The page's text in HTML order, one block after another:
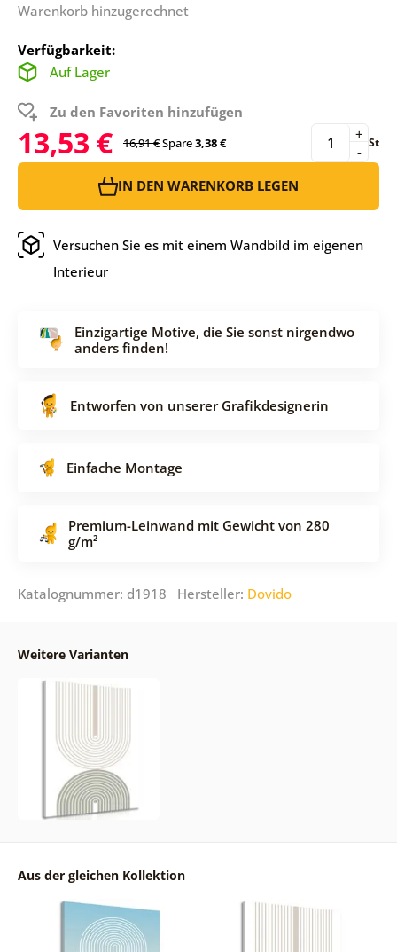
Warenkorb hinzugerechnet
Verfügbarkeit:
Auf Lager
Zu den Favoriten hinzufügen
13,53 € 16,91 €Spare3,38 € -
+ St
IN DEN WARENKORB LEGEN
Versuchen Sie es mit einem Wandbild im eigenen
Interieur
Einzigartige Motive, die Sie sonst nirgendwo
anders finden!
Entworfen von unserer Grafikdesignerin
Einfache Montage
Premium-Leinwand mit Gewicht von 280
g/m²
Katalognummer: d1918 Hersteller: Dovido
Weitere Varianten
Aus der gleichen Kollektion